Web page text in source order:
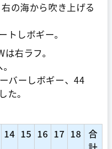
の海から吹き上げる
トしボギー。
右ラフ。
バーしボギー、44
た。
14 15 16 17 18 合